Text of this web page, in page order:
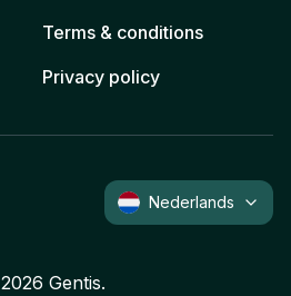
Terms & conditions
Privacy policy
2026 Gentis.
Nederlands